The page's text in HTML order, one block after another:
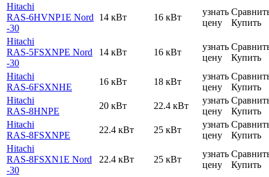
Hitachi
RAS-6HVNP1E Nord
-30
14 кВт 16 кВт
узнать
цену
Купить
Hitachi
RAS-5FSXNPE Nord
-30
14 кВт 16 кВт
узнать
цену
Купить
Hitachi
RAS-6FSXNHE
16 кВт 18 кВт
узнать
цену
Купить
Hitachi
RAS-8HNPE
20 кВт 22.4 кВт
узнать
цену
Купить
Hitachi
RAS-8FSXNPE
22.4 кВт 25 кВт
узнать
цену
Купить
Hitachi
RAS-8FSXN1E Nord
-30
22.4 кВт 25 кВт
узнать
цену
Купить